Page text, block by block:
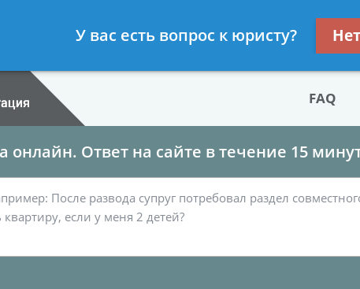
юрист, адвокат по разводу
FAQ
онлайн. Ответ на сайте в течение 15
У вас есть вопрос к юристу? Нет